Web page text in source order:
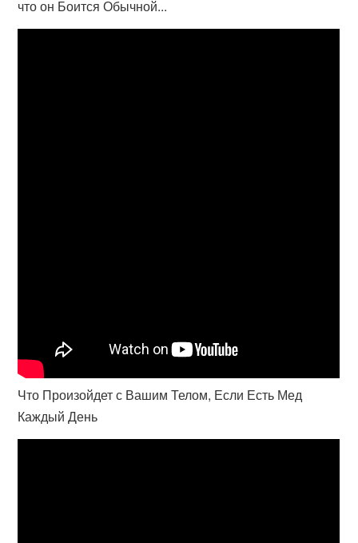
что он Боится Обычной...
Что Произойдет с Вашим Телом, Если Есть Мед
Каждый День